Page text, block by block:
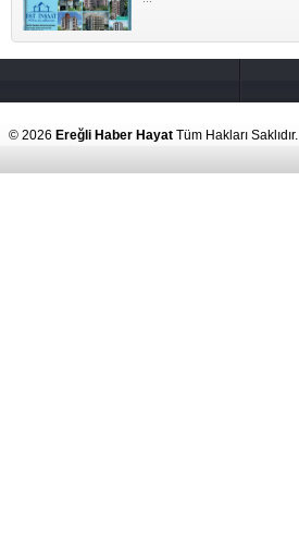
© 2026 Ereğli Haber Hayat Tüm Hakları Saklıdır.